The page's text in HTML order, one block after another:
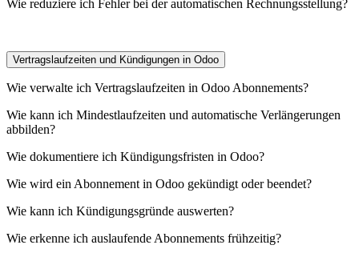
Wie reduziere ich Fehler bei der automatischen Rechnungsstellung?
Vertragslaufzeiten und Kündigungen in Odoo
Wie verwalte ich Vertragslaufzeiten in Odoo Abonnements?
Wie kann ich Mindestlaufzeiten und automatische Verlängerungen
abbilden?
Wie dokumentiere ich Kündigungsfristen in Odoo?
Wie wird ein Abonnement in Odoo gekündigt oder beendet?
Wie kann ich Kündigungsgründe auswerten?
Wie erkenne ich auslaufende Abonnements frühzeitig?